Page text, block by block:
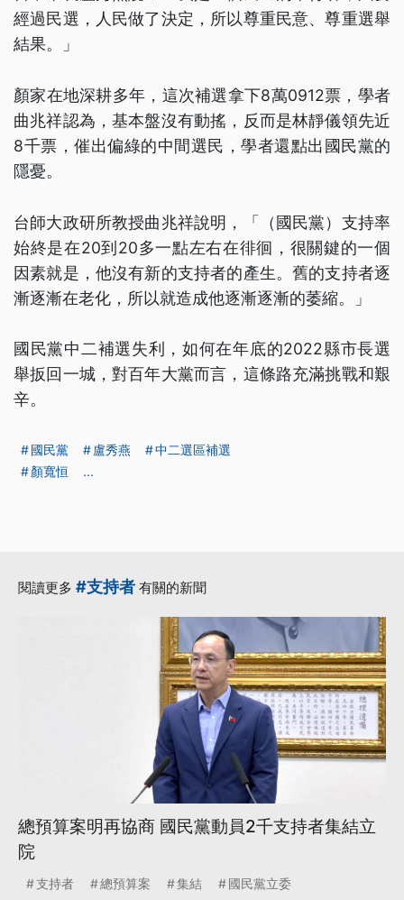
經過民選，人民做了決定，所以尊重民意、尊重選舉
結果。」
顏家在地深耕多年，這次補選拿下8萬0912票，學者
曲兆祥認為，基本盤沒有動搖，反而是林靜儀領先近
8千票，催出偏綠的中間選民，學者還點出國民黨的
隱憂。
台師大政研所教授曲兆祥說明，「（國民黨）支持率
始終是在20到20多一點左右在徘徊，很關鍵的一個
因素就是，他沒有新的支持者的產生。舊的支持者逐
漸逐漸在老化，所以就造成他逐漸逐漸的萎縮。」
國民黨中二補選失利，如何在年底的2022縣市長選
舉扳回一城，對百年大黨而言，這條路充滿挑戰和艱
辛。
國民黨 盧秀燕
中二選區補選
顏寬恒
...
閱讀更多 #支持者 有關的新聞
總預算案明再協商 國民黨動員2千支持者集結立
院
支持者 總預算案 集結 國民黨立委